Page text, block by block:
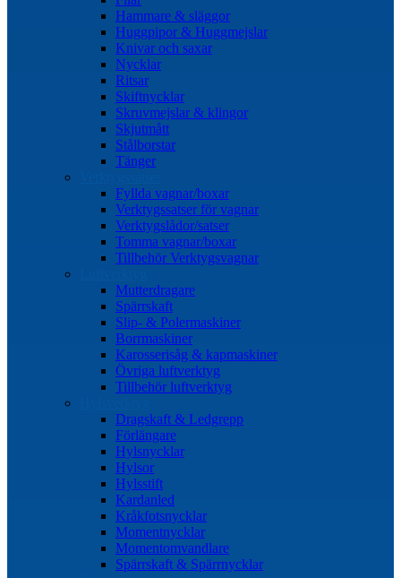
Hammare & släggor
Huggpipor & Huggmejslar
Knivar och saxar
Nycklar
Ritsar
Skiftnycklar
Skruvmejslar & klingor
Skjutmått
Stålborstar
Tänger
Fyllda vagnar/boxar
Verktygssatser för vagnar
Verktygslådor/satser
Tomma vagnar/boxar
Tillbehör Verktygsvagnar
Mutterdragare
Spärrskaft
Slip- & Polermaskiner
Borrmaskiner
Karosserisåg & kapmaskiner
Övriga luftverktyg
Tillbehör luftverktyg
Dragskaft & Ledgrepp
Förlängare
Hylsnycklar
Hylsor
Hylsstift
Kardanled
Kråkfotsnycklar
Momentnycklar
Momentomvandlare
Spärrskaft & Spärrnycklar